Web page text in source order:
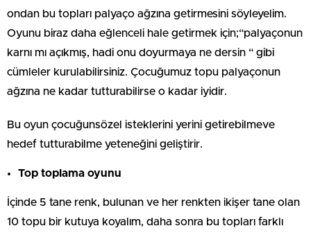
ondan bu topları palyaço ağzına getirmesini söyleyelim.
Oyunu biraz daha eğlenceli hale getirmek için;“palyaçonun
karnı mı açıkmış, hadi onu doyurmaya ne dersin “ gibi
cümleler kurulabilirsiniz. Çocuğumuz topu palyaçonun
ağzına ne kadar tutturabilirse o kadar iyidir.
Bu oyun çocuğunsözel isteklerini yerini getirebilmeve
hedef tutturabilme yeteneğini geliştirir.
Top toplama oyunu
İçinde 5 tane renk, bulunan ve her renkten ikişer tane olan
10 topu bir kutuya koyalım, daha sonra bu topları farklı